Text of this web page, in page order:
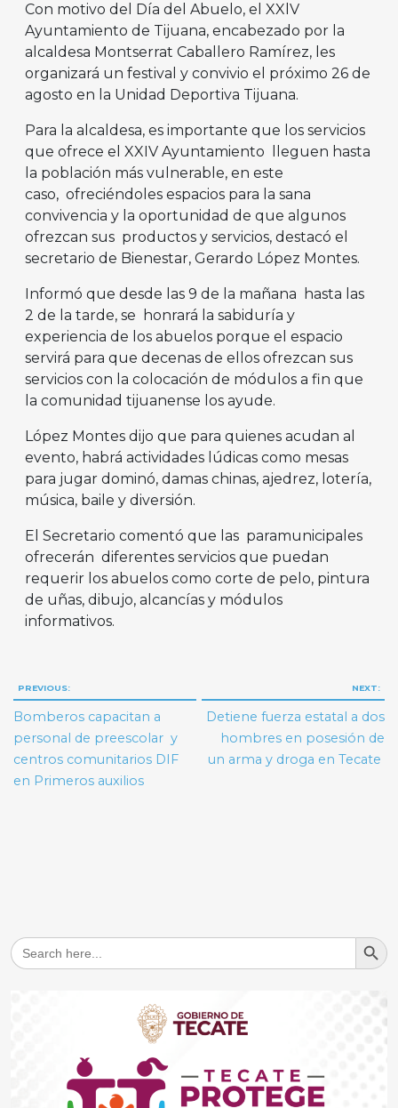
Con motivo del Día del Abuelo, el XXlV
Ayuntamiento de Tijuana, encabezado por la
alcaldesa Montserrat Caballero Ramírez, les
organizará un festival y convivio el próximo 26 de
agosto en la Unidad Deportiva Tijuana.
Para la alcaldesa, es importante que los servicios
que ofrece el XXIV Ayuntamiento lleguen hasta
la población más vulnerable, en este
caso, ofreciéndoles espacios para la sana
convivencia y la oportunidad de que algunos
ofrezcan sus productos y servicios, destacó el
secretario de Bienestar, Gerardo López Montes.
Informó que desde las 9 de la mañana hasta las
2 de la tarde, se honrará la sabiduría y
experiencia de los abuelos porque el espacio
servirá para que decenas de ellos ofrezcan sus
servicios con la colocación de módulos a fin que
la comunidad tijuanense los ayude.
López Montes dijo que para quienes acudan al
evento, habrá actividades lúdicas como mesas
para jugar dominó, damas chinas, ajedrez, lotería,
música, baile y diversión.
El Secretario comentó que las paramunicipales
ofrecerán diferentes servicios que puedan
requerir los abuelos como corte de pelo, pintura
de uñas, dibujo, alcancías y módulos
informativos.
Navegación
de
entradas
PREVIOUS:
Bomberos capacitan a
personal de preescolar y
centros comunitarios DIF
en Primeros auxilios
NEXT:
Detiene fuerza estatal a dos
hombres en posesión de
un arma y droga en Tecate
Search
for:
Search